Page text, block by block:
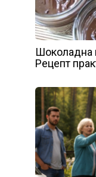
Шоколадна
Рецепт